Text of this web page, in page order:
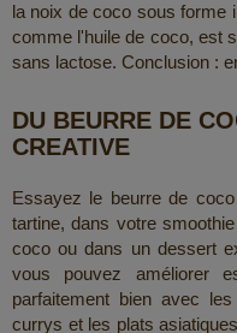
la noix de coco sous forme
comme l'huile de coco, est
sans lactose. Conclusion :
DU BEURRE DE
CREATIVE
Essayez le beurre de
tartine, dans votre
coco ou dans un dessert
vous pouvez améliorer
parfaitement bien avec
currys et les plats